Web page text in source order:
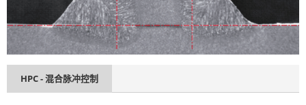
HPC - 混合脉冲控制